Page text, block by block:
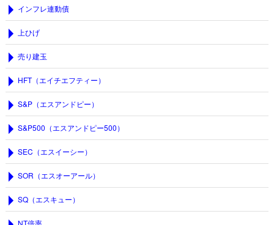
インフレ連動債
上ひげ
売り建玉
HFT（エイチエフティー）
S&P（エスアンドピー）
S&P500（エスアンドピー500）
SEC（エスイーシー）
SOR（エスオーアール）
SQ（エスキュー）
NT倍率